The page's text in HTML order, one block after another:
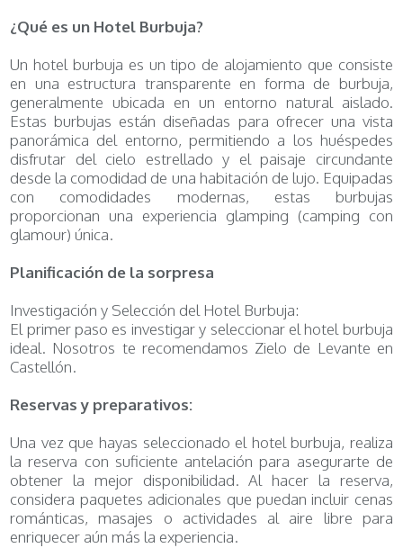
¿Qué es un Hotel Burbuja?
Un hotel burbuja es un tipo de alojamiento que consiste
en una estructura transparente en forma de burbuja,
generalmente ubicada en un entorno natural aislado.
Estas burbujas están diseñadas para ofrecer una vista
panorámica del entorno, permitiendo a los huéspedes
disfrutar del cielo estrellado y el paisaje circundante
desde la comodidad de una habitación de lujo. Equipadas
con comodidades modernas, estas burbujas
proporcionan una experiencia glamping (camping con
glamour) única.
Planificación de la sorpresa
Investigación y Selección del Hotel Burbuja:
El primer paso es investigar y seleccionar el hotel burbuja
ideal. Nosotros te recomendamos Zielo de Levante en
Castellón.
Reservas y preparativos:
Una vez que hayas seleccionado el hotel burbuja, realiza
la reserva con suficiente antelación para asegurarte de
obtener la mejor disponibilidad. Al hacer la reserva,
considera paquetes adicionales que puedan incluir cenas
románticas, masajes o actividades al aire libre para
enriquecer aún más la experiencia.